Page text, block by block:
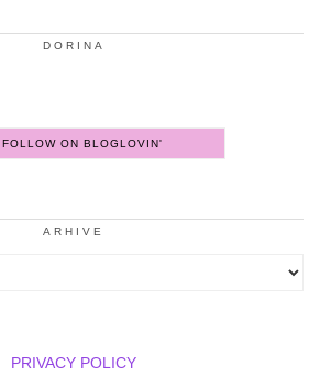
DORINA
FOLLOW ON BLOGLOVIN'
ARHIVE
PRIVACY POLICY